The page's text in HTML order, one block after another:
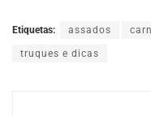
Etiquetas: assados
truques e dicas